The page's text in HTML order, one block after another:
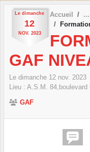
Le dimanche
12
NOV. 2023
Accueil
GAF
Le dimanche 12 nov. 2023
Lieu : A.S.M. 84,boulevard
GAF